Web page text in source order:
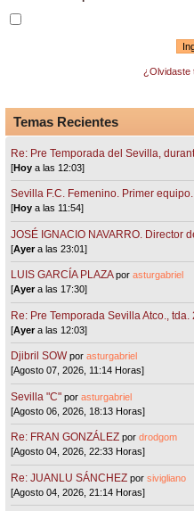
¿Olvidaste
Temas Recientes
Re: Pre Temporada del Sevilla,
[Hoy a las 12:03]
Sevilla F.C. Femenino. Primer equipo.
[Hoy a las 11:54]
JOSÉ IGNACIO NAVARRO. Director
[Ayera las 23:01]
LUIS GARCÍA PLAZA porasturgabriel
[Ayera las 17:30]
Re: Pre Temporada Sevilla Atco., tda.
[Ayera las 12:03]
Djibril SOW porasturgabriel
[Agosto 07, 2026, 11:14 Horas]
Sevilla "C"porasturgabriel
[Agosto 06, 2026, 18:13 Horas]
Re: FRAN GONZÁLEZ pordrodgom
[Agosto 04, 2026, 22:33 Horas]
Re: JUANLU SÁNCHEZ porsivigliano
[Agosto 04, 2026, 21:14 Horas]